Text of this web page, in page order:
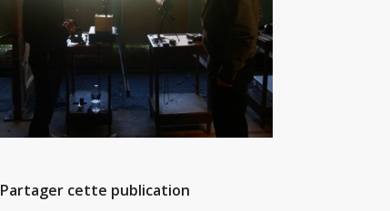
Partager cette publication